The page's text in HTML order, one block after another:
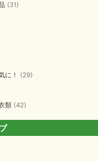
(31)
に！
(29)
類 (42)